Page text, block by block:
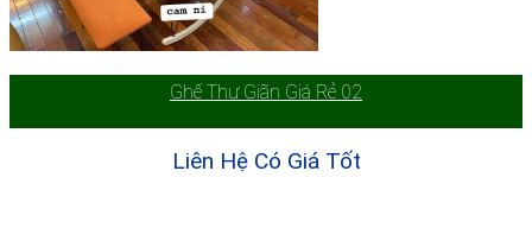
Ghế Thư Giãn Giá Rẻ 02
Liên Hệ Có Giá Tốt